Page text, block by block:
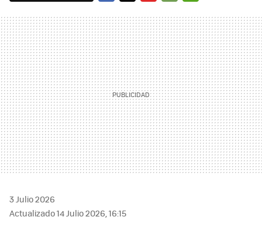
MAIL
3 Julio 2026
Actualizado 14 Julio 2026, 16:15